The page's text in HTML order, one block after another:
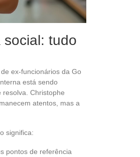
social: tudo
ex-funcionários da Go
está sendo
Christophe
atentos, mas a
significa:
pontos de referência